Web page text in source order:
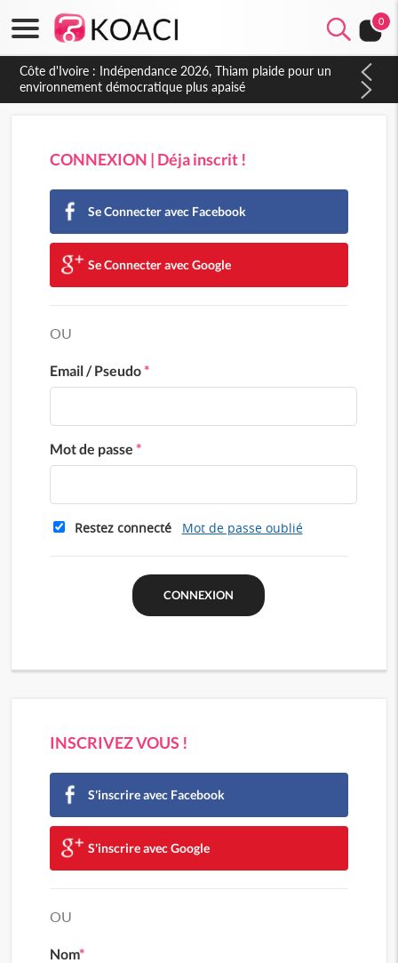
0
CONNEXION | Déja inscrit !
Se Connecter avec Facebook
Se Connecter avec Google
OU
Email / Pseudo*
Mot de passe *
Restez connecté Mot de passe oublié
INSCRIVEZ VOUS !
S'inscrire avec Facebook
S'inscrire avec Google
OU
Nom*